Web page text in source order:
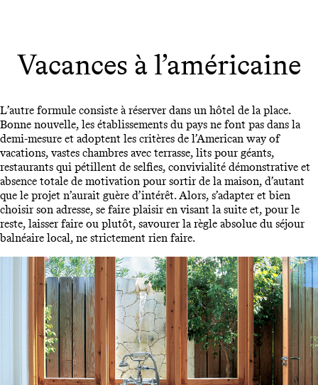
Vacances à l’américaine
L’autre formule consiste à réserver dans un hôtel de la place.
Bonne nouvelle, les établissements du pays ne font pas dans la
demi-mesure et adoptent les critères de l’American way of
vacations, vastes chambres avec terrasse, lits pour géants,
restaurants qui pétillent de selfies, convivialité démonstrative et
absence totale de motivation pour sortir de la maison, d’autant
que le projet n’aurait guère d’intérêt. Alors, s’adapter et bien
choisir son adresse, se faire plaisir en visant la suite et, pour le
reste, laisser faire ou plutôt, savourer la règle absolue du séjour
balnéaire local, ne strictement rien faire.